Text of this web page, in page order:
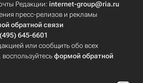
Редакции: internet-group@ria.ru
пресс-релизов и рекламы
обратной связи
645-6601
или сообщить обо всех
формой обратной